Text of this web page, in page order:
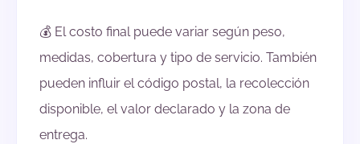
💰 El costo final puede variar según peso,
medidas, cobertura y tipo de servicio. También
pueden influir el código postal, la recolección
disponible, el valor declarado y la zona de
entrega.